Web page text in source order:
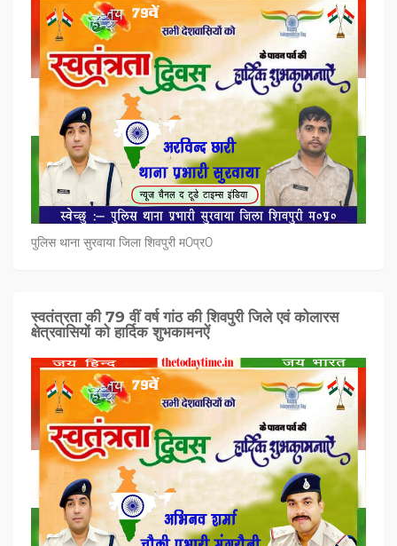
पुलिस थाना सुरवाया जिला शिवपुरी म0प्र0
स्वतंत्रता की 79 वीं वर्ष गांठ की शिवपुरी जिले एवं कोलारस
क्षेत्रवासियों को हार्दिक शुभकामनऐं